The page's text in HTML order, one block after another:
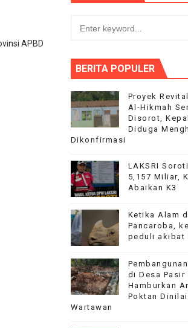
Cikeusik : perkuat kebersamaan warga
PEMBANGUNAN RKB
Kebangsaan kepada Pelajar
Pamtas RI-Malaysia Yonarmed 19/
tersentuh bantuan pemerintah
APBD
BERITA POPULER
Proyek
Al-Hikmah
Disorot,
Diduga
Dikonfirmasi
LAKSRI
5,157 Miliar,
Abaikan K3
Ketika Alam
Pancaroba,
peduli akibat
di Desa Pasir
Hamburkan
Poktan
Wartawan